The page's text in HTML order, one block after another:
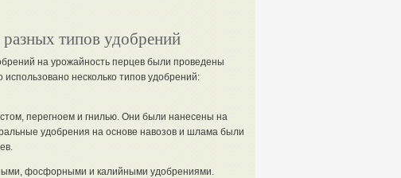
типов удобрений
на урожайность перцев были проведены
несколько типов удобрений:
перегноем и гнилью. Они были нанесены на
удобрения на основе навозов и шлама были
фосфорными и калийными удобрениями.